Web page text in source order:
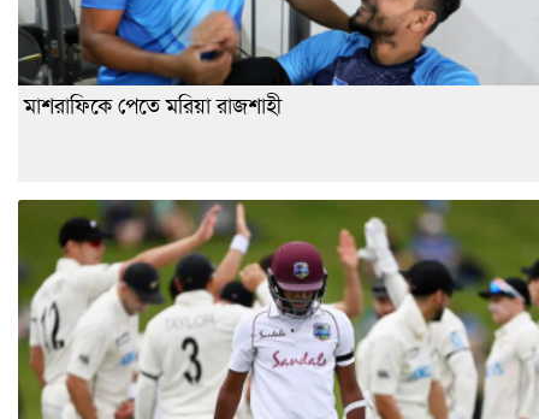
মাশরাফিকে পেতে মরিয়া রাজশাহী